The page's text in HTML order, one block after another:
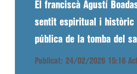
El franciscà Agustí
sentit espiritual i històric
pública de la tomba del
Publicat: 24/02/2026 15:16